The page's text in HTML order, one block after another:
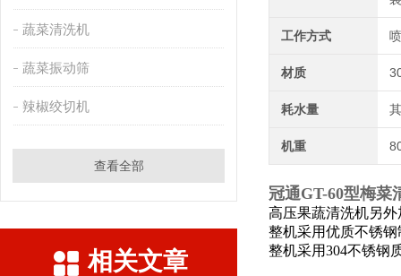
蔬菜清洗机
蔬菜振动筛
辣椒绞切机
查看全部
相关文章
工作方式
材质
耗水量
机重
冠通GT-60型梅菜
高压果蔬清洗机另
整机采用优质不锈
整机采用304不锈钢